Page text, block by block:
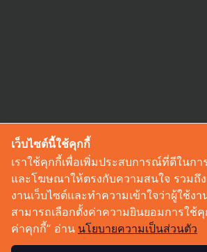
เว็บไซต์นี้ใช้คุกกี้
เราใช้คุกกี้เพื่อเพิ่มประสบการณ์ที่ดีในกา
และโฆษณาให้ตรงกับความสนใจ รวมถึง
งานเว็บไซต์และทำความเข้าใจว่าผู้ใช้ง
สามารถเลือกตั้งค่าความยินยอมการใช้
ค่าคุกกี้” อ่าน นโยบายความเป็นส่วนตัว